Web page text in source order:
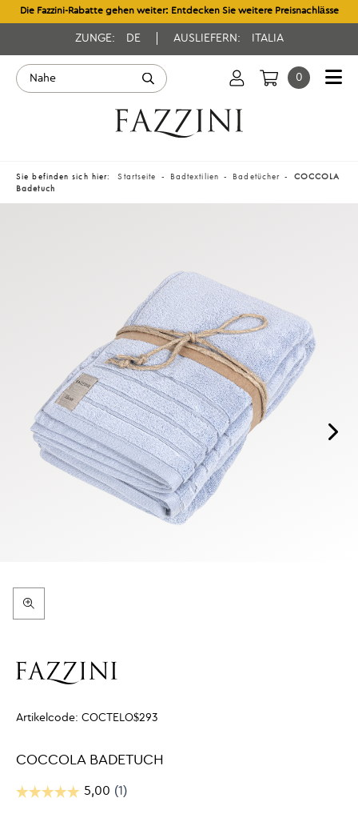
Die Fazzini-Rabatte gehen weiter: Entdecken Sie weitere Preisnachlässe
ZUNGE: DE AUSLIEFERN: ITALIA
0
Sie befinden sich hier: Startseite Badtextilien Badetücher
COCCOLA
Badetuch
Artikelcode: COCTELO$293
COCCOLA BADETUCH